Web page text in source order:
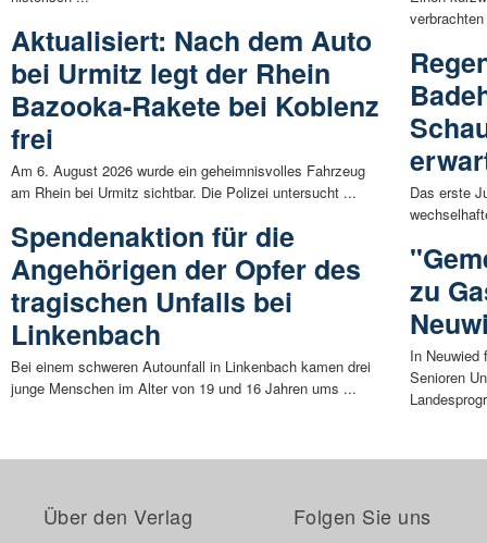
Aktualisiert: Nach dem Auto
bei Urmitz legt der Rhein
Bazooka-Rakete bei Koblenz
frei
Am 6. August 2026 wurde ein geheimnisvolles Fahrzeug
am Rhein bei Urmitz sichtbar. Die Polizei untersucht ...
Spendenaktion für die
Angehörigen der Opfer des
tragischen Unfalls bei
Linkenbach
Bei einem schweren Autounfall in Linkenbach kamen drei
junge Menschen im Alter von 19 und 16 Jahren ums ...
Das erste
zu
In Neuwied
Senioren
Über den Verlag Folgen Sie uns